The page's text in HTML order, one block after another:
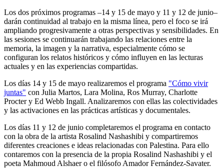
Los dos próximos programas –14 y 15 de mayo y 11 y 12 de junio–
darán continuidad al trabajo en la misma línea, pero el foco se irá
ampliando progresivamente a otras perspectivas y sensibilidades. En
las sesiones se continuarán trabajando las relaciones entre la
memoria, la imagen y la narrativa, especialmente cómo se
configuran los relatos históricos y cómo influyen en las lecturas
actuales y en las experiencias compartidas.
Los días 14 y 15 de mayo realizaremos el programa "Cómo vivir
juntas" con Julia Martos, Lara Molina, Ros Murray, Charlotte
Procter y Ed Webb Ingall. Analizaremos con ellas las colectividades
y las activaciones en las prácticas artísticas y documentales.
Los días 11 y 12 de junio completaremos el programa en contacto
con la obra de la artista Rosalind Nashashibi y compartiremos
diferentes creaciones e ideas relacionadas con Palestina. Para ello
contaremos con la presencia de la propia Rosalind Nashashibi y el
poeta Mahmoud Alshaer o el filósofo Amador Fernández-Savater.